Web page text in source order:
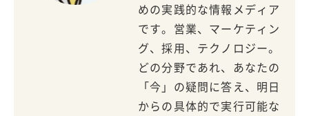
めの実践的な情報メディア
です。営業、マーケティン
グ、採用、テクノロジー。
どの分野であれ、あなたの
「今」の疑問に答え、明日
からの具体的で実行可能な